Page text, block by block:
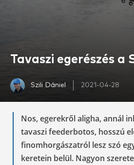
Tavaszi egerészés a
Szili Dániel 2021-04-28
Nos, egerekről aligha, annál
tavaszi feederbotos, hosszú
finomhorgászatról lesz szó
keretein belül. Nagyon